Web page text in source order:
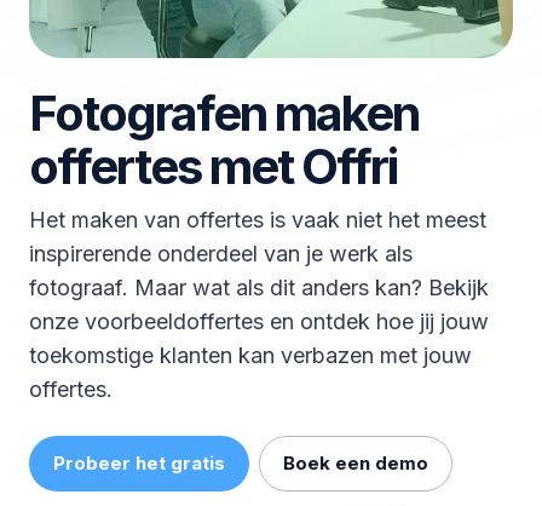
Fotografen maken
offertes met Offri
Het maken van offertes is vaak niet het meest
inspirerende onderdeel van je werk als
fotograaf. Maar wat als dit anders kan? Bekijk
onze voorbeeldoffertes en ontdek hoe jij jouw
toekomstige klanten kan verbazen met jouw
offertes.
Probeer het gratis Boek een demo